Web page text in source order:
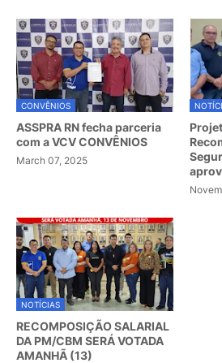
CONVÊNIOS
ASSPRA RN fecha parceria
com a VCV CONVÊNIOS
March 07, 2025
NOTÍCIAS
RECOMPOSIÇÃO SALARIAL
DA PM/CBM SERÁ VOTADA
AMANHÃ (13)